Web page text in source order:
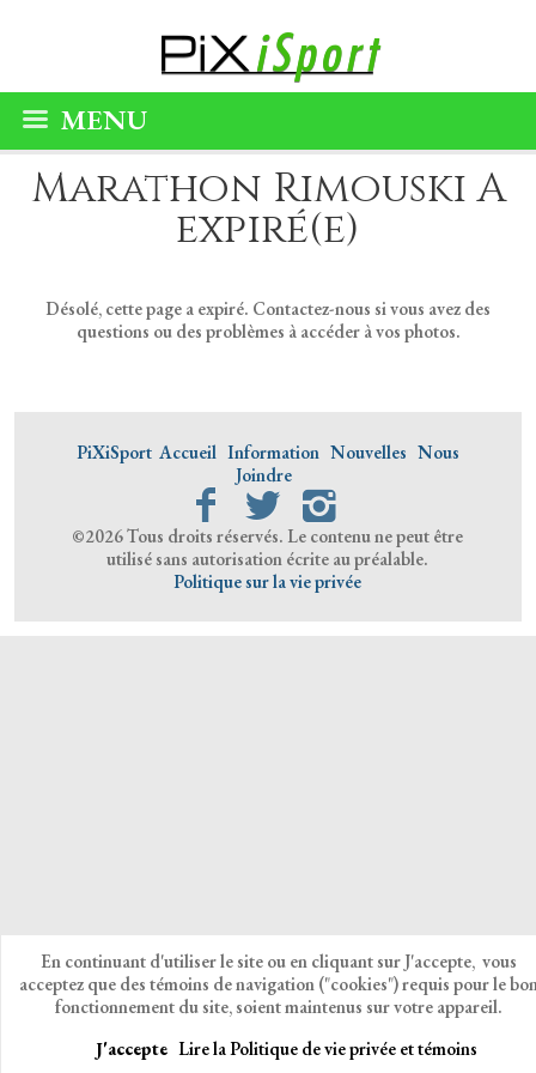
MENU
Marathon Rimouski A
expiré(e)
Désolé, cette page a expiré. Contactez-nous si vous avez des
questions ou des problèmes à accéder à vos photos.
PiXiSport Accueil Information Nouvelles Nous
Joindre
©2026 Tous droits réservés. Le contenu ne peut être
utilisé sans autorisation écrite au préalable.
Politique sur la vie privée
En continuant d'utiliser le site ou en cliquant sur J'accepte, vous
acceptez que des témoins de navigation ("cookies") requis pour le
fonctionnement du site, soient maintenus sur votre appareil.
J'accepte Lire la Politique de vie privée et témoins